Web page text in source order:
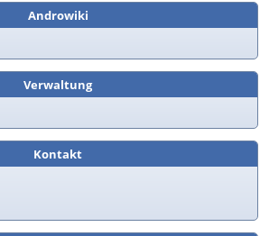
Androwiki
Verwaltung
Kontakt